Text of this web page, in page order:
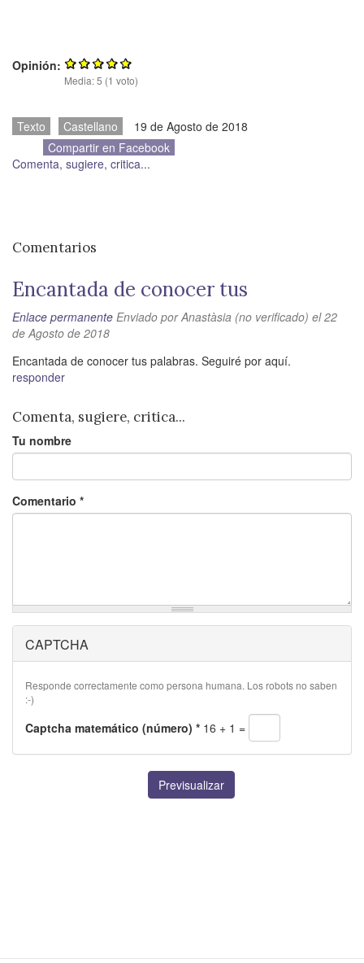
Opinión:
Media:5 (1 voto)
Texto Castellano
19 de Agosto de 2018
Compartir en Facebook
Comenta, sugiere, critica...
Comentarios
Encantada de conocer tus
Enlace permanente Enviado porAnastàsia (no verificado) el 22
de Agosto de 2018
Encantada de conocer tus palabras. Seguiré por aquí.
responder
Comenta, sugiere, critica...
Tu nombre
Comentario *
CAPTCHA
Responde correctamente como persona humana. Los robots no saben
:-)
Captcha matemático (número) * 16 + 1 =
Previsualizar